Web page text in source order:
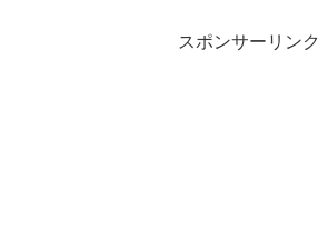
スポンサーリンク